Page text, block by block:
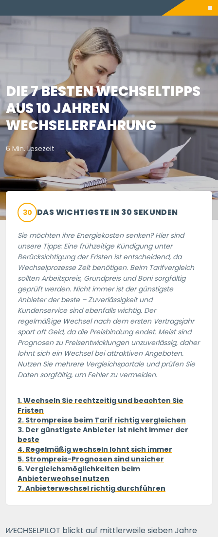
DIE 7 BESTEN WECHSELTIPPS
AUS 10 JAHREN
WECHSELERFAHRUNG
6 Min. Lesezeit
30 DAS WICHTIGSTE IN 30 SEKUNDEN
Sie möchten ihre Energiekosten senken? Hier sind
unsere Tipps: Eine frühzeitige Kündigung unter
Berücksichtigung der Fristen ist entscheidend, da
Wechselprozesse Zeit benötigen. Beim Tarifvergleich
sollten Arbeitspreis, Grundpreis und Boni sorgfältig
geprüft werden. Nicht immer ist der günstigste
Anbieter der beste – Zuverlässigkeit und
Kundenservice sind ebenfalls wichtig. Der
regelmäßige Wechsel nach dem ersten Vertragsjahr
spart oft Geld, da die Preisbindung endet. Meist sind
Prognosen zu Preisentwicklungen unzuverlässig, daher
lohnt sich ein Wechsel bei attraktiven Angeboten.
Nutzen Sie mehrere Vergleichsportale und prüfen Sie
Daten sorgfältig, um Fehler zu vermeiden.
1. Wechseln Sie rechtzeitig und beachten Sie
Fristen
2. Strompreise beim Tarif richtig vergleichen
3. Der günstigste Anbieter ist nicht immer der
beste
4. Regelmäßig wechseln lohnt sich immer
5. Strompreis-Prognosen sind unsicher
6. Vergleichsmöglichkeiten beim
Anbieterwechsel nutzen
7. Anbieterwechsel richtig durchführen
WECHSELPILOT blickt auf mittlerweile sieben Jahre